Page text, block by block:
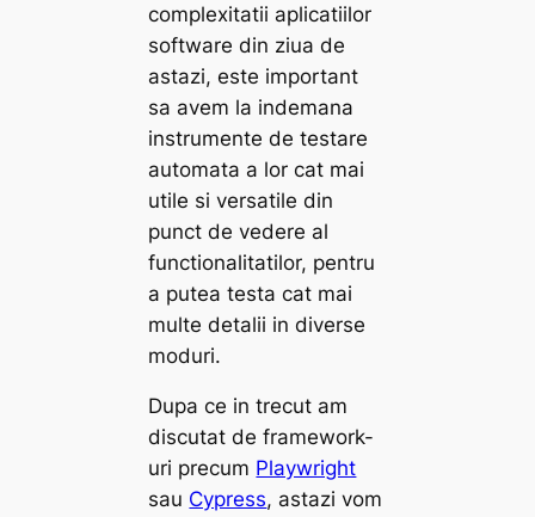
complexitatii aplicatiilor
software din ziua de
astazi, este important
sa avem la indemana
instrumente de testare
automata a lor cat mai
utile si versatile din
punct de vedere al
functionalitatilor, pentru
a putea testa cat mai
multe detalii in diverse
moduri.
Dupa ce in trecut am
discutat de framework-
uri precum Playwright
sau Cypress, astazi vom